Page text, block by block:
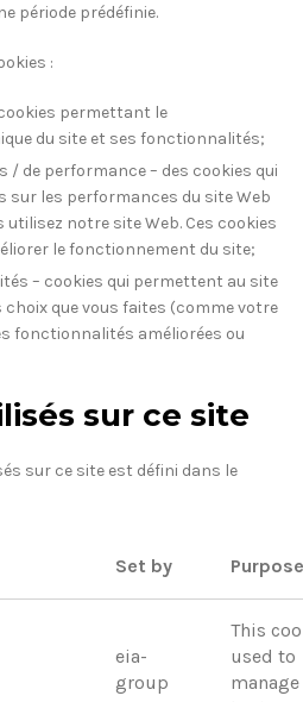
période prédéfinie.
:
permettant le
du site et ses fonctionnalités;
/ de performance – des cookies qui
sur les performances du site Web
notre site Web. Ces cookies
le fonctionnement du site;
– cookies qui permettent au site
choix que vous faites (comme votre
fonctionnalités améliorées ou
sur ce site
sur ce site est défini dans le
Set by Purpose
eia-
group
This
used to